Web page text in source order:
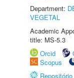
Department:
VEGETAL
Academic
title: MS-5.3
Orcid
Scopus